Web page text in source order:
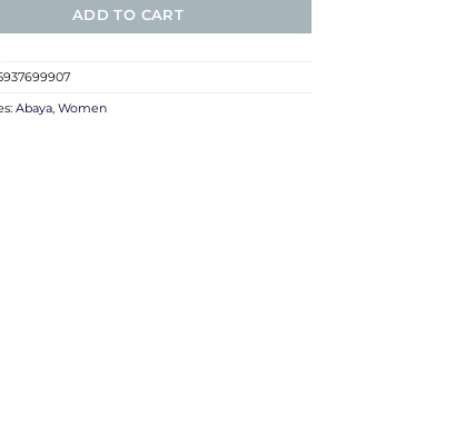
ADD TO CART
Abaya Women